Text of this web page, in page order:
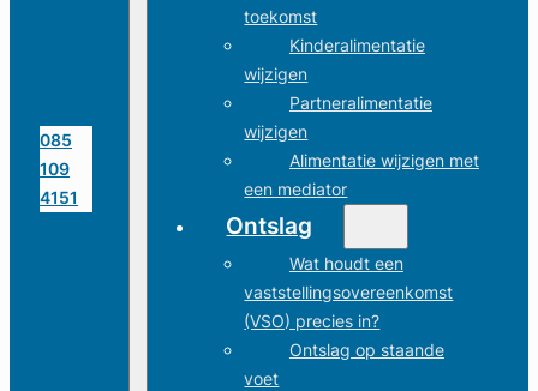
085
109
4151
toekomst
Kinderalimentatie
wijzigen
Partneralimentatie
wijzigen
Alimentatie wijzigen met
een mediator
Ontslag
Wat houdt een
vaststellingsovereenkomst
(VSO) precies in?
Ontslag op staande
voet